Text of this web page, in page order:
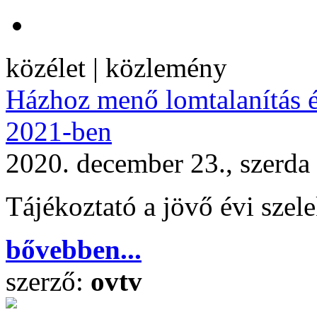
közélet | közlemény
Házhoz menő lomtalanítás
2021-ben
2020. december 23.,
Tájékoztató a jövő évi
bővebben...
szerző: ovtv